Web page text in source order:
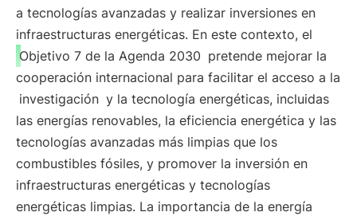
a tecnologías avanzadas y realizar inversiones en
infraestructuras energéticas. En este contexto, el
Objetivo 7 de la Agenda 2030 pretende mejorar la
cooperación internacional para facilitar el acceso a la
investigación y la tecnología energéticas, incluidas
las energías renovables, la eficiencia energética y las
tecnologías avanzadas más limpias que los
combustibles fósiles, y promover la inversión en
infraestructuras energéticas y tecnologías
energéticas limpias. La importancia de la energía